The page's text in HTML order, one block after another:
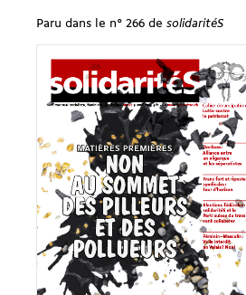
Paru dans le n° 266 de solidaritéS